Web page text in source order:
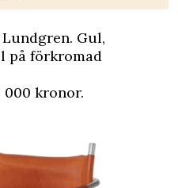
Gul,
på förkromad
000 kronor.